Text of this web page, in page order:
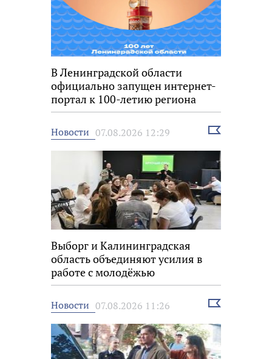
В Ленинградской области
официально запущен интернет-
портал к 100-летию региона
Новости 07.08.2026 12:29
Выбрать
Выборг и Калининградская
область объединяют усилия в
работе с молодёжью
Новости 07.08.2026 11:26
Выбрать